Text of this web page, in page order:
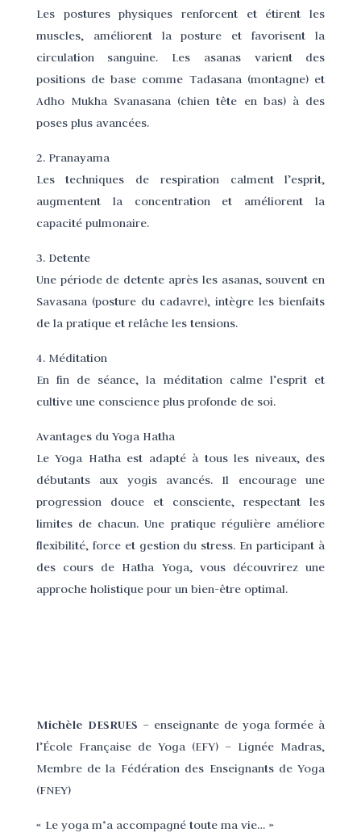
Les postures physiques renforcent et étirent les
muscles, améliorent la posture et favorisent la
circulation sanguine. Les asanas varient des
positions de base comme Tadasana (montagne) et
Adho Mukha Svanasana (chien tête en bas) à des
poses plus avancées.
2. Pranayama
Les techniques de respiration calment l’esprit,
augmentent la concentration et améliorent la
capacité pulmonaire.
3. Detente
Une période de detente après les asanas, souvent en
Savasana (posture du cadavre), intègre les bienfaits
de la pratique et relâche les tensions.
4. Méditation
En fin de séance, la méditation calme l’esprit et
cultive une conscience plus profonde de soi.
Avantages du Yoga Hatha
Le Yoga Hatha est adapté à tous les niveaux, des
débutants aux yogis avancés. Il encourage une
progression douce et consciente, respectant les
limites de chacun. Une pratique régulière améliore
flexibilité, force et gestion du stress. En participant à
des cours de Hatha Yoga, vous découvrirez une
approche holistique pour un bien-être optimal.
Michèle DESRUES – enseignante de yoga formée à
l’École Française de Yoga (EFY) – Lignée Madras,
Membre de la Fédération des Enseignants de Yoga
(FNEY)
« Le yoga m‘a accompagné toute ma vie… »